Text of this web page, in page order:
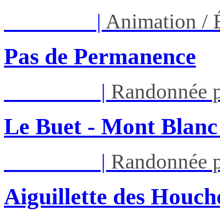
| Animation /
Pas de Permanence
| Randonnée
Le Buet - Mont Blanc
| Randonnée
Aiguillette des